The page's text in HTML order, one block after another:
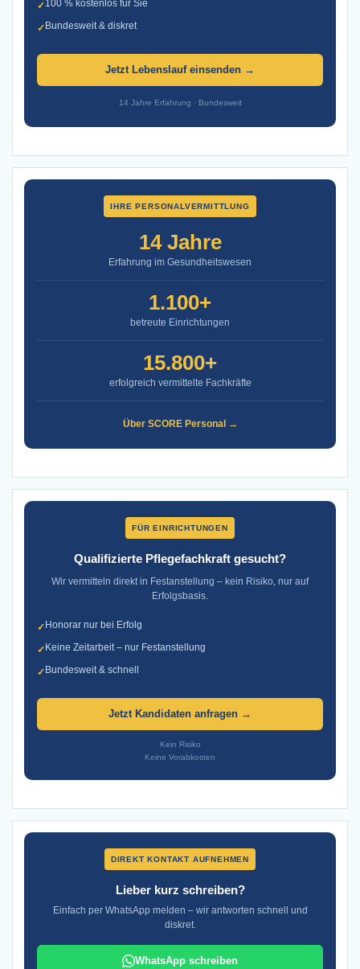
✓100 % kostenlos für Sie
✓Bundesweit & diskret
Jetzt Lebenslauf einsenden →
14 Jahre Erfahrung · Bundesweit
IHRE PERSONALVERMITTLUNG
14 Jahre
Erfahrung im Gesundheitswesen
1.100+
betreute Einrichtungen
15.800+
erfolgreich vermittelte Fachkräfte
Über SCORE Personal →
FÜR EINRICHTUNGEN
Qualifizierte Pflegefachkraft gesucht?
Wir vermitteln direkt in Festanstellung – kein Risiko, nur auf
Erfolgsbasis.
✓Honorar nur bei Erfolg
✓Keine Zeitarbeit – nur Festanstellung
✓Bundesweit & schnell
Jetzt Kandidaten anfragen →
Kein Risiko
Keine Vorabkosten
DIREKT KONTAKT AUFNEHMEN
Lieber kurz schreiben?
Einfach per WhatsApp melden – wir antworten schnell und
diskret.
WhatsApp schreiben